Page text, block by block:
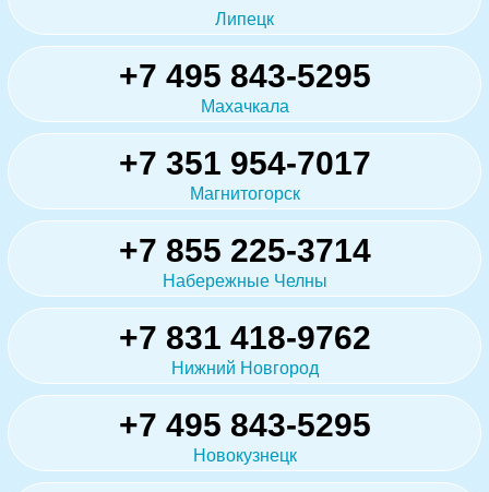
Липецк
+7 495 843-5295
Махачкала
+7 351 954-7017
Магнитогорск
+7 855 225-3714
Набережные Челны
+7 831 418-9762
Нижний Новгород
+7 495 843-5295
Новокузнецк